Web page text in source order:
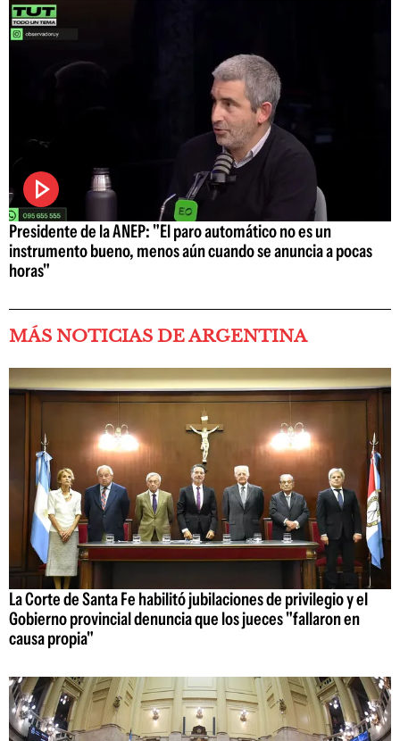
Presidente de la ANEP: "El paro automático no es un
instrumento bueno, menos aún cuando se anuncia a pocas
horas"
MÁS NOTICIAS DE ARGENTINA
La Corte de Santa Fe habilitó jubilaciones de privilegio y el
Gobierno provincial denuncia que los jueces "fallaron en
causa propia"